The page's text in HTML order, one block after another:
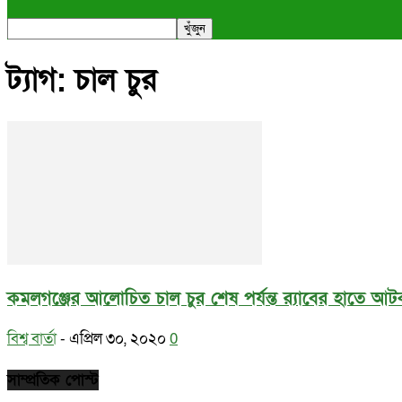
ট্যাগ: চাল চুর
কমলগঞ্জের আলোচিত চাল চুর শেষ পর্যন্ত র‍্যাবের হাতে
বিশ্ব বার্তা- এপ্রিল ৩০, ২০২০ 0
সাম্প্রতিক পোস্ট